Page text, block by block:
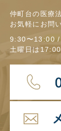
仲町台の医療
お気軽にお問
9:30〜13:00 /
土曜日は